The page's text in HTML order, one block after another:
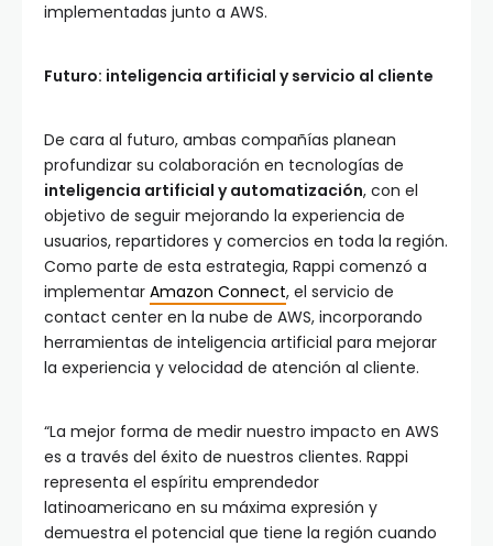
implementadas junto a AWS.
Futuro: inteligencia artificial y servicio al cliente
De cara al futuro, ambas compañías planean
profundizar su colaboración en tecnologías de
inteligencia artificial y automatización, con el
objetivo de seguir mejorando la experiencia de
usuarios, repartidores y comercios en toda la región.
Como parte de esta estrategia, Rappi comenzó a
implementar Amazon Connect, el servicio de
contact center en la nube de AWS, incorporando
herramientas de inteligencia artificial para mejorar
la experiencia y velocidad de atención al cliente.
“La mejor forma de medir nuestro impacto en AWS
es a través del éxito de nuestros clientes. Rappi
representa el espíritu emprendedor
latinoamericano en su máxima expresión y
demuestra el potencial que tiene la región cuando